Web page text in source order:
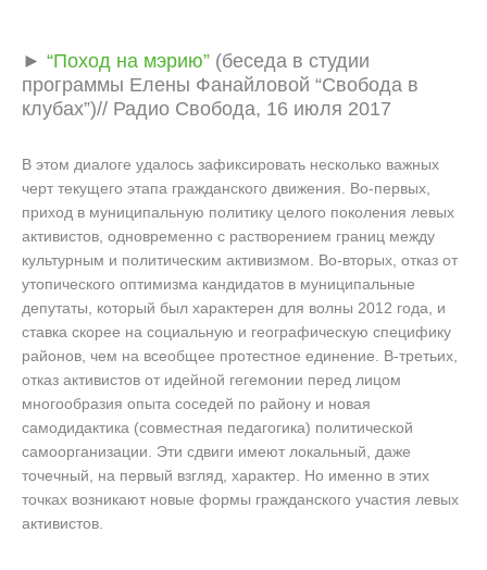
► “Поход на мэрию” (беседа в студии
программы Елены Фанайловой “Свобода в
клубах”)// Радио Свобода, 16 июля 2017
В этом диалоге удалось зафиксировать несколько важных
черт текущего этапа гражданского движения. Во-первых,
приход в муниципальную политику целого поколения левых
активистов, одновременно с растворением границ между
культурным и политическим активизмом. Во-вторых, отказ от
утопического оптимизма кандидатов в муниципальные
депутаты, который был характерен для волны 2012 года, и
ставка скорее на социальную и географическую специфику
районов, чем на всеобщее протестное единение. В-третьих,
отказ активистов от идейной гегемонии перед лицом
многообразия опыта соседей по району и новая
самодидактика (совместная педагогика) политической
самоорганизации. Эти сдвиги имеют локальный, даже
точечный, на первый взгляд, характер. Но именно в этих
точках возникают новые формы гражданского участия левых
активистов.